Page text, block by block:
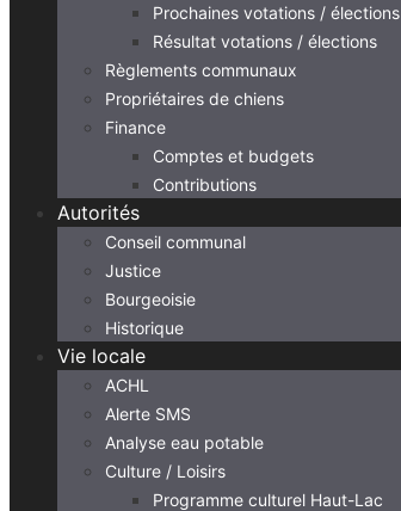
Prochaines votations / élections
Résultat votations / élections
Règlements communaux
Propriétaires de chiens
Finance
Comptes et budgets
Contributions
Autorités
Conseil communal
Justice
Bourgeoisie
Historique
Vie locale
ACHL
Alerte SMS
Analyse eau potable
Culture / Loisirs
Programme culturel Haut-Lac